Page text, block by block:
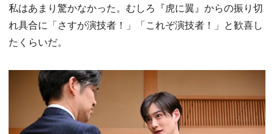
私はあまり驚かなかった。むしろ『虎に翼』からの振り切
れ具合に「さすが演技者！」「これぞ演技者！」と歓喜し
たくらいだ。